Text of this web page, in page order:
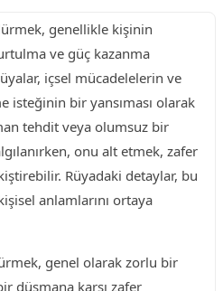
genellikle kişinin
ve güç kazanma
içsel mücadelelerin ve
isteğinin bir yansıması olarak
tehdit veya olumsuz bir
onu alt etmek, zafer
Rüyadaki detaylar, bu
anlamlarını ortaya
genel olarak zorlu bir
düşmana karşı zafer